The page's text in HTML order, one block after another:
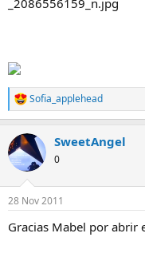
R
e
c
c
i
e
:
Sofia_applehead
SweetAngel
0
28 Nov 2011
Gracias Mabel por abrir